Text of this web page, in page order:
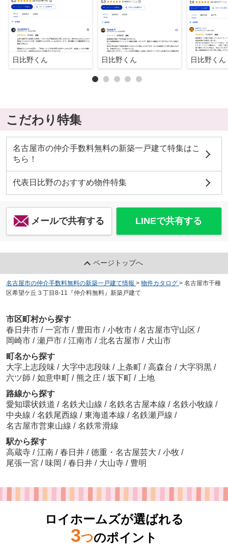
日比野くん 日比野くん 日比野くん
こだわり特集
名古屋市の仲介手数料無料の新築一戸建て特集はこ
ちら！
代表日比野のおすすめ物件特集
メールで共有する LINEで共有する
ページトップへ
名古屋市の仲介手数料無料の新築一戸建て情報 > 物件カタログ > 名古屋市千種
区希望ケ丘３丁目8-11『仲介料無料』新築戸建て
市区町村から探す
春日井市 / 一宮市 / 豊田市 / 小牧市 / 名古屋市守山区 /
岡崎市 / 瀬戸市 / 江南市 / 北名古屋市 / 犬山市
町名から探す
大字上志段味 / 大字中志段味 / 上条町 / 高森台 / 大字羽黒 /
六ツ師 / 如意申町 / 熊之庄 / 坂下町 /
上地
路線から探す
愛知環状鉄道 / 名鉄犬山線 / 名鉄名古屋本線 / 名鉄小牧線 /
中央線 / 名鉄尾西線 / 東海道本線 / 名鉄瀬戸線 /
名古屋市営東山線 / 名鉄常滑線
駅から探す
高蔵寺 / 江南 / 春日井 / 徳重・名古屋芸大 / 小牧 /
尾張一宮 / 味岡 / 春日井 / 大山寺 / 豊明
ロイホームズが選ばれる
3つのポイント